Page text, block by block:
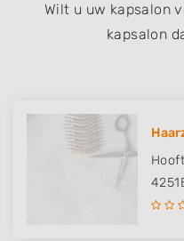
Wilt u uw kapsalon
kapsalon